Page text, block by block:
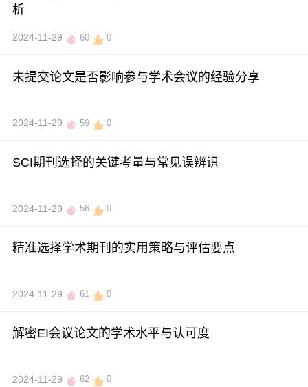
析
2024-11-29 60 0
未提交论文是否影响参与学术会议的经验分享
2024-11-29 59 0
SCI期刊选择的关键考量与常见误辨识
2024-11-29 56 0
精准选择学术期刊的实用策略与评估要点
2024-11-29 61 0
解密EI会议论文的学术水平与认可度
2024-11-29 62 0